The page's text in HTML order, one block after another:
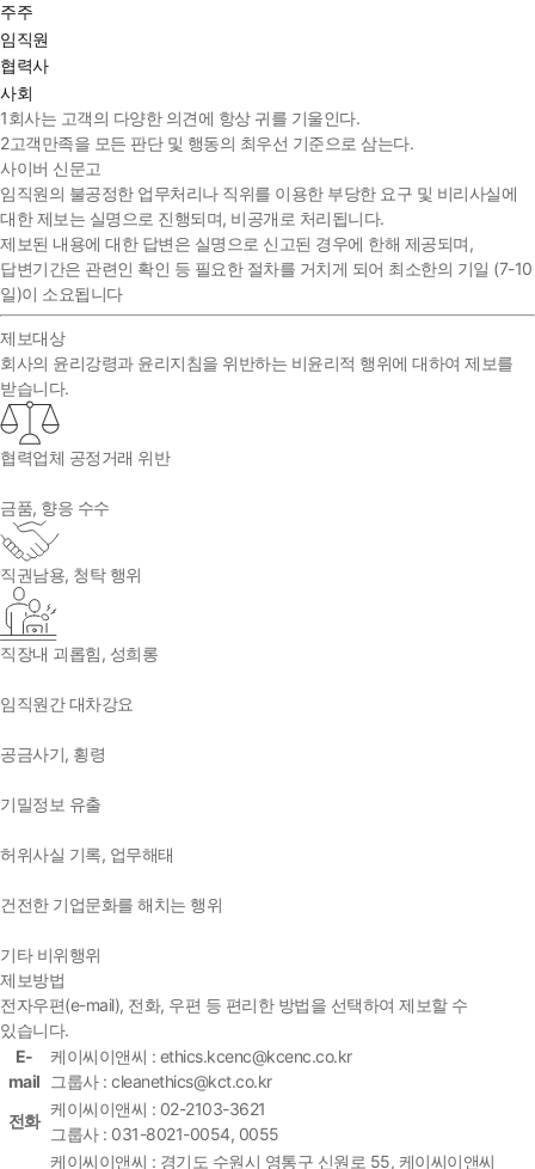
주주
임직원
협력사
사회
1회사는 고객의 다양한 의견에 항상 귀를 기울인다.
2고객만족을 모든 판단 및 행동의 최우선 기준으로 삼는다.
사이버 신문고
임직원의 불공정한 업무처리나 직위를 이용한 부당한 요구 및 비리사실에
대한 제보는 실명으로 진행되며, 비공개로 처리됩니다.
제보된 내용에 대한 답변은 실명으로 신고된 경우에 한해 제공되며,
답변기간은 관련인 확인 등 필요한 절차를 거치게 되어 최소한의 기일 (7-10
일)이 소요됩니다
제보대상
회사의 윤리강령과 윤리지침을 위반하는 비윤리적 행위에 대하여 제보를
받습니다.
협력업체 공정거래 위반
금품, 향응 수수
직권남용, 청탁 행위
직장내 괴롭힘, 성희롱
임직원간 대차강요
공금사기, 횡령
기밀정보 유출
허위사실 기록, 업무해태
건전한 기업문화를 해치는 행위
기타 비위행위
제보방법
전자우편(e-mail), 전화, 우편 등 편리한 방법을 선택하여 제보할 수
있습니다.
E-
mail
케이씨이앤씨 : ethics.kcenc@kcenc.co.kr
그룹사 : cleanethics@kct.co.kr
전화
케이씨이앤씨 : 02-2103-3621
그룹사 : 031-8021-0054, 0055
케이씨이앤씨 : 경기도 수원시 영통구 신원로 55, 케이씨이앤씨